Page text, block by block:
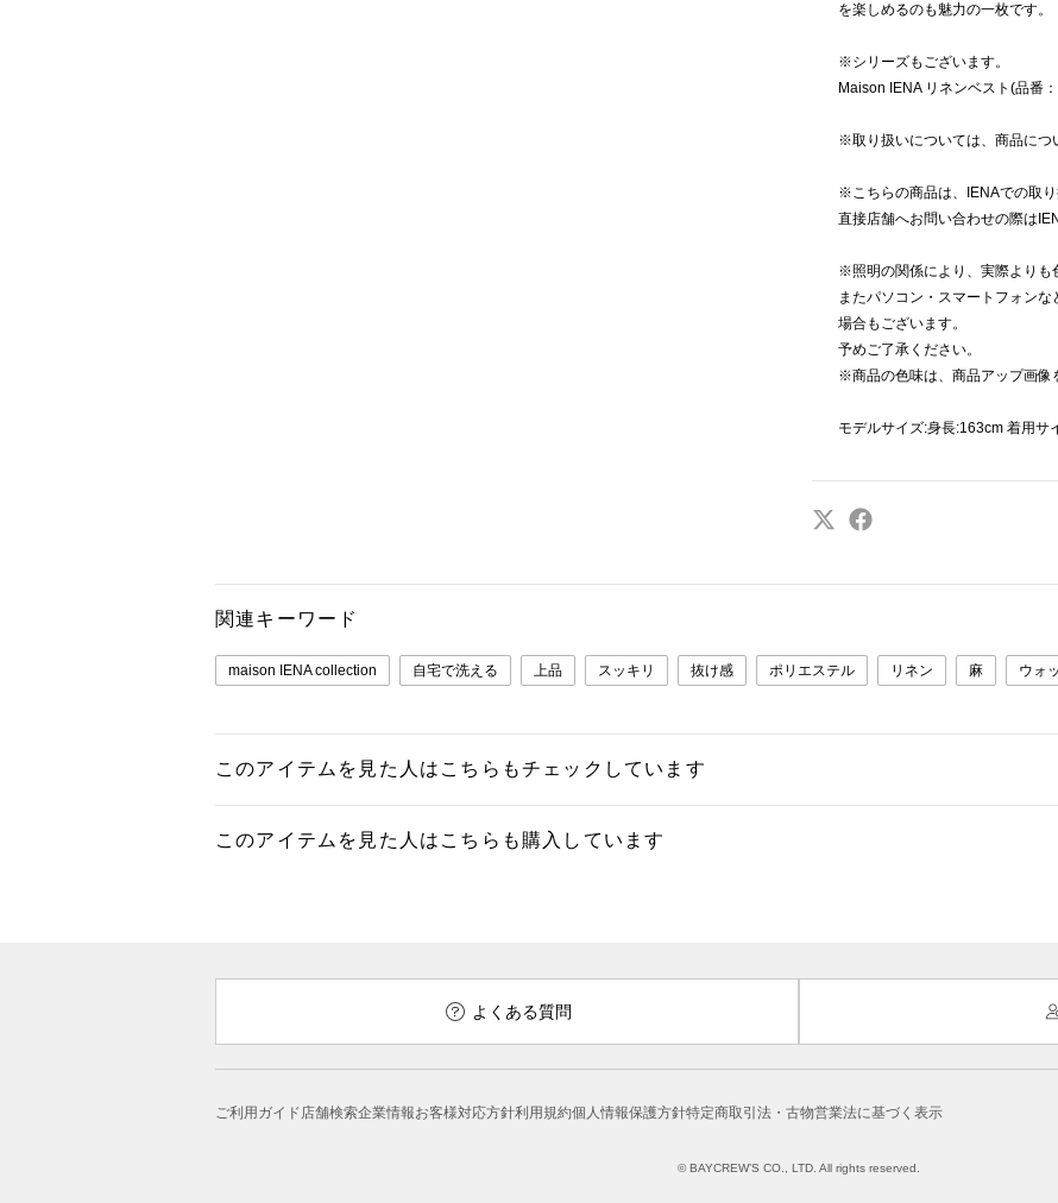
を楽しめるのも魅力の一枚です。
※シリーズもございます。
Maison IENA リネンベスト(品番
※取り扱いについては、商品につ
※こちらの商品は、IENAでの取り
直接店舗へお問い合わせの際は
※照明の関係により、実際よりも
またパソコン・スマートフォン
場合もございます。
予めご了承ください。
※商品の色味は、商品アップ画像
モデルサイズ:身長:163cm 着用サ
関連キーワード
maison IENA collection 自宅で洗える 上品 スッキリ 抜け感 ポリエステル リネン 麻 ウォ
このアイテムを見た人はこちらもチェックしています
このアイテムを見た人はこちらも購入しています
よくある質問
ご利用ガイド店舗検索企業情報お客様対応方針利用規約個人情報保護方針特定商取引法・古物営業法に基づく表示
© BAYCREW’S CO., LTD. All rights reserved.